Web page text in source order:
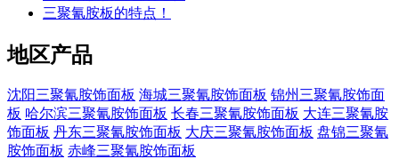
三聚氰胺板的特点！
地区产品
沈阳三聚氰胺饰面板 海城三聚氰胺饰面板 锦州三聚氰胺饰面
板 哈尔滨三聚氰胺饰面板 长春三聚氰胺饰面板 大连三聚氰胺
饰面板 丹东三聚氰胺饰面板 大庆三聚氰胺饰面板 盘锦三聚氰
胺饰面板 赤峰三聚氰胺饰面板